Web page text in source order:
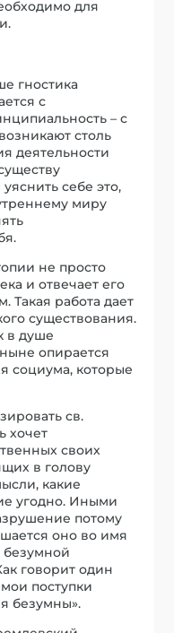
для
гностика
с
– с
столь
деятельности
себе это,
миру
не просто
и отвечает его
Такая работа дает
существования.
в душе
опирается
социума, которые
св.
хочет
своих
в голову
какие
угодно. Иными
потому
оно во имя
безумной
говорит один
поступки
безумны».